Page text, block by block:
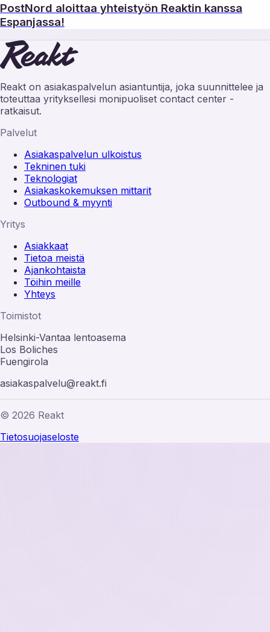
PostNord aloittaa yhteistyön Reaktin kanssa
Espanjassa!
Reakt on asiakaspalvelun asiantuntija, joka suunnittelee ja
toteuttaa yrityksellesi monipuoliset contact center -
ratkaisut.
Palvelut
Asiakaspalvelun ulkoistus
Tekninen tuki
Teknologiat
Asiakaskokemuksen mittarit
Outbound & myynti
Yritys
Asiakkaat
Tietoa meistä
Ajankohtaista
Töihin meille
Yhteys
Toimistot
Helsinki-Vantaa lentoasema
Los Boliches
Fuengirola
asiakaspalvelu@reakt.fi
© 2026 Reakt
Tietosuojaseloste